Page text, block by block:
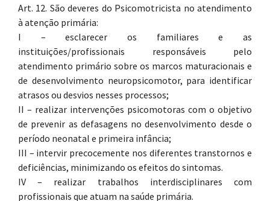
Art. 12. São deveres do Psicomotricista no atendimento
à atenção primária:
I – esclarecer os familiares e as
instituições/profissionais responsáveis pelo
atendimento primário sobre os marcos maturacionais e
de desenvolvimento neuropsicomotor, para identificar
atrasos ou desvios nesses processos;
II – realizar intervenções psicomotoras com o objetivo
de prevenir as defasagens no desenvolvimento desde o
período neonatal e primeira infância;
III – intervir precocemente nos diferentes transtornos e
deficiências, minimizando os efeitos do sintomas.
IV – realizar trabalhos interdisciplinares com
profissionais que atuam na saúde primária.